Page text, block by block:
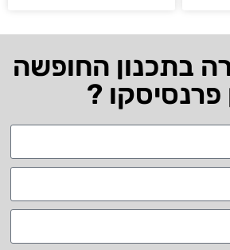
בתכנון החופשה
פרנסיסקו ?